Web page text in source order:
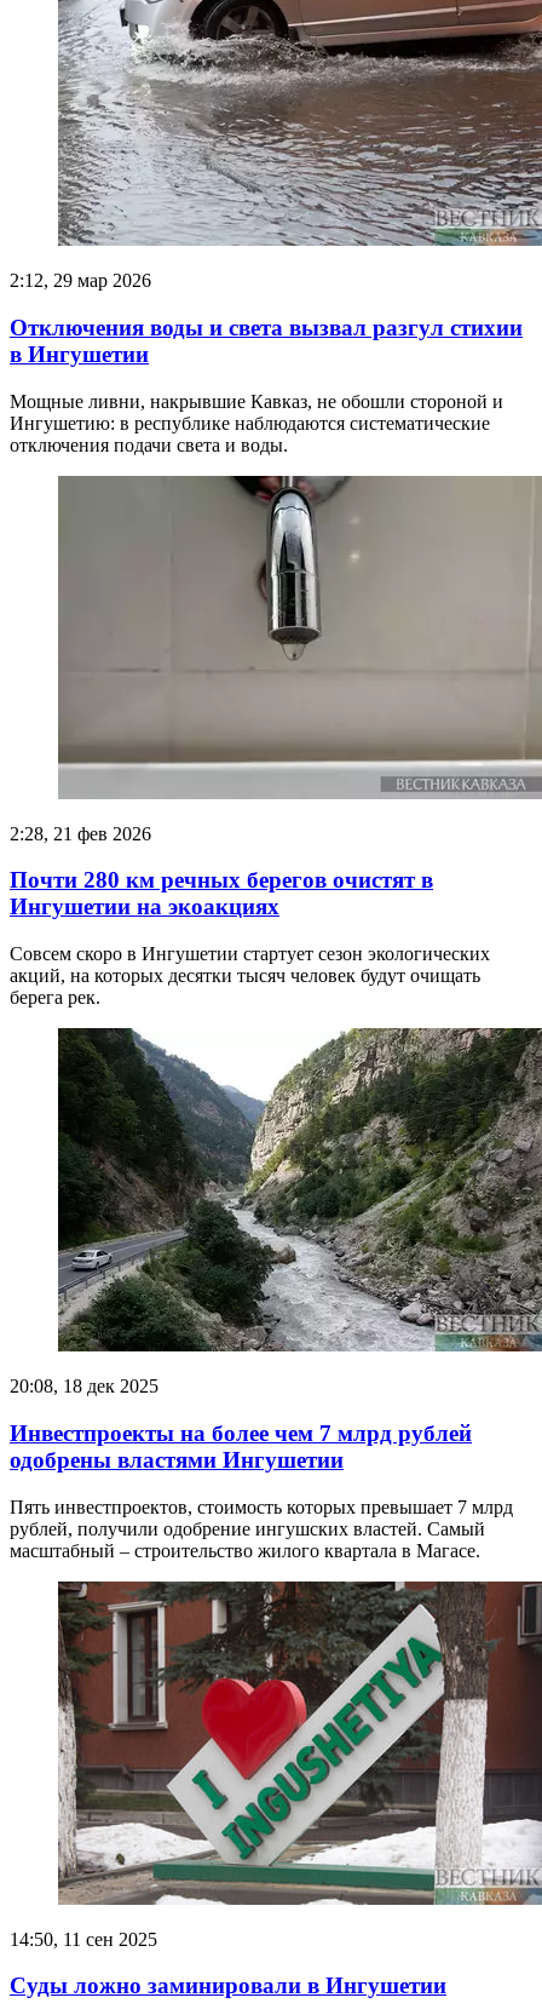
2:12, 29 мар 2026
Отключения воды и света вызвал разгул стихии
в Ингушетии
Мощные ливни, накрывшие Кавказ, не обошли стороной и
Ингушетию: в республике наблюдаются систематические
отключения подачи света и воды.
2:28, 21 фев 2026
Почти 280 км речных берегов очистят в
Ингушетии на экоакциях
Совсем скоро в Ингушетии стартует сезон экологических
акций, на которых десятки тысяч человек будут очищать
берега рек.
20:08, 18 дек 2025
Инвестпроекты на более чем 7 млрд рублей
одобрены властями Ингушетии
Пять инвестпроектов, стоимость которых превышает 7 млрд
рублей, получили одобрение ингушских властей. Самый
масштабный – строительство жилого квартала в Магасе.
14:50, 11 сен 2025
Суды ложно заминировали в Ингушетии